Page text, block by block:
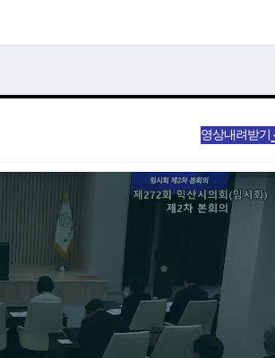
영상내려받기